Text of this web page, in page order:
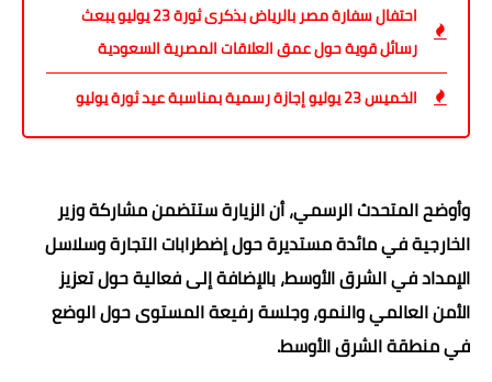
احتفال سفارة مصر بالرياض بذكرى ثورة 23 يوليو يبعث
رسائل قوية حول عمق العلاقات المصرية السعودية
الخميس 23 يوليو إجازة رسمية بمناسبة عيد ثورة يوليو
وأوضح المتحدث الرسمي، أن الزيارة ستتضمن مشاركة وزير
الخارجية في مائدة مستديرة حول إضطرابات التجارة وسلاسل
الإمداد في الشرق الأوسط، بالإضافة إلى فعالية حول تعزيز
الأمن العالمي والنمو، وجلسة رفيعة المستوى حول الوضع
في منطقة الشرق الأوسط.